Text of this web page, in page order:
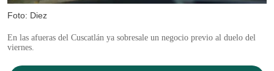
Foto: Diez
En las afueras del Cuscatlán ya sobresale un negocio previo al duelo del
viernes.